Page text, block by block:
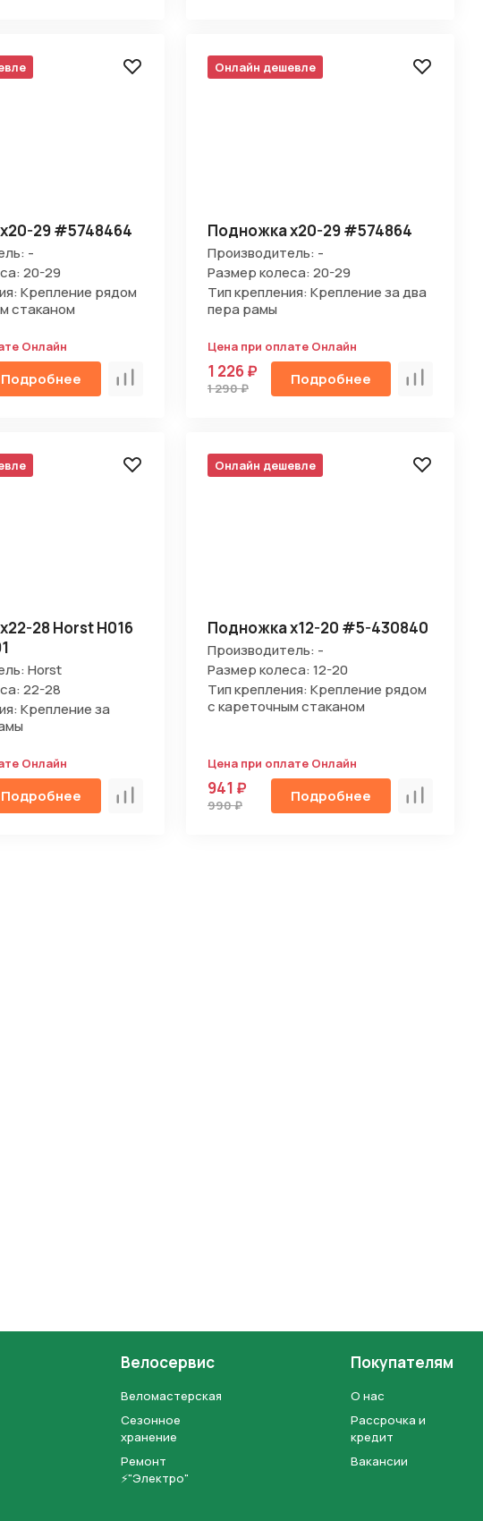
29 #5748464
-
20-29
Крепление рядом
стаканом
Онлайн
Подробнее Сравнить
Онлайн дешевле
Подножка х20-29 #574864
Производитель: -
Размер колеса: 20-29
Тип крепления: Крепление за два
пера рамы
Цена при оплате Онлайн
1 226 ₽
1 290 ₽ Подробнее Сравнить
28 Horst H016
Horst
22-28
Крепление за
Онлайн
Подробнее Сравнить
Онлайн дешевле
Подножка х12-20 #5-430840
Производитель: -
Размер колеса: 12-20
Тип крепления: Крепление рядом
с кареточным стаканом
Цена при оплате Онлайн
941 ₽
990 ₽ Подробнее Сравнить
Велосервис
Веломастерская
Сезонное
хранение
Ремонт
⚡"Электро"
Покупателям
О нас
Рассрочка и
кредит
Вакансии